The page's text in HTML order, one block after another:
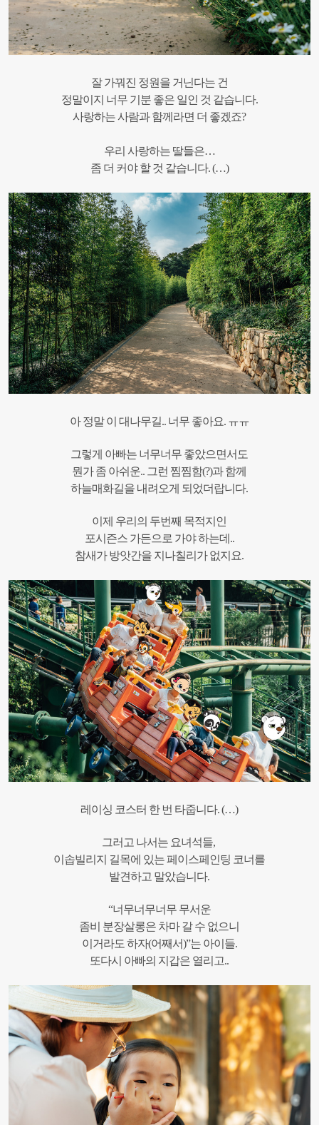
잘 가꿔진 정원을 거닌다는 건
정말이지 너무 기분 좋은 일인 것 같습니다.
사랑하는 사람과 함께라면 더 좋겠죠?
우리 사랑하는 딸들은…
좀 더 커야 할 것 같습니다. (…)
아 정말 이 대나무길.. 너무 좋아요. ㅠㅠ
그렇게 아빠는 너무너무 좋았으면서도
뭔가 좀 아쉬운.. 그런 찜찜함(?)과 함께
하늘매화길을 내려오게 되었더랍니다.
이제 우리의 두번째 목적지인
포시즌스 가든으로 가야 하는데..
참새가 방앗간을 지나칠리가 없지요.
레이싱 코스터 한 번 타줍니다. (…)
그러고 나서는 요녀석들,
이솝빌리지 길목에 있는 페이스페인팅 코너를
발견하고 말았습니다.
“너무너무너무 무서운
좀비 분장살롱은 차마 갈 수 없으니
이거라도 하자(어째서)”는 아이들.
또다시 아빠의 지갑은 열리고..